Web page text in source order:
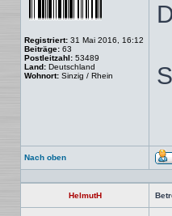
Registriert: 31 Mai 2016, 16:12
Beiträge: 63
Postleitzahl: 53489
Land: Deutschland
Wohnort: Sinzig / Rhein
Nach oben
HelmutH